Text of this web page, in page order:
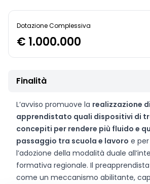
Dotazione Complessiva
€ 1.000.000
Finalità
L’avviso promuove la realizzazione
apprendistato quali dispositivi di
concepiti per rendere più fluido e
passaggio tra scuola e lavoro e
l’adozione della modalità duale
formativa regionale. Il
come un meccanismo abilitante,